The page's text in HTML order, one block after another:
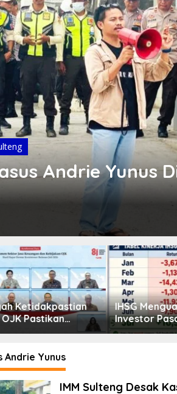
Andrie Yunus
Jumlah
Pasar Modal
Pembiayaan
Positif, Ini
Sektor
Andrie Yunus
IMM Sulteng Desak